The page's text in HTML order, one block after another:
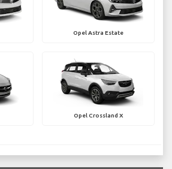
Opel Astra Estate
Opel Crossland X